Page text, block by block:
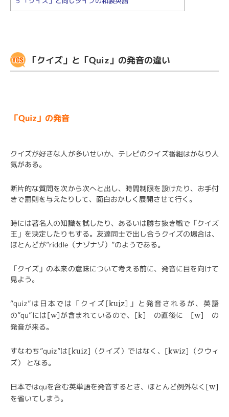
「クイズ」と「Quiz」の発音の違い
「Quiz」の発音
クイズが好きな人が多いせいか、テレビのクイズ番組はかなり人
気がある。
断片的な質問を次から次へと出し、時間制限を設けたり、お手付
きで罰則を与えたりして、面白おかしく展開させて行く。
時には著名人の知識を試したり、あるいは勝ち抜き戦で「クイズ
王」を決定したりもする。友達同士で出し合うクイズの場合は、
ほとんどが”riddle（ナゾナゾ）”のようである。
「クイズ」の本来の意味について考える前に、発音に目を向けて
見よう。
“quiz”は日本では「クイズ[kuiz]」と発音されるが、英語
の”qu”には[w]が含まれているので、[k] の直後に [w] の
発音が来る。
すなわち”quiz”は[kuiz]（クイズ）ではなく、[kwiz]（クウィ
ズ） となる。
日本ではquを含む英単語を発音するとき、ほとんど例外なく[w]
を省いてしまう。